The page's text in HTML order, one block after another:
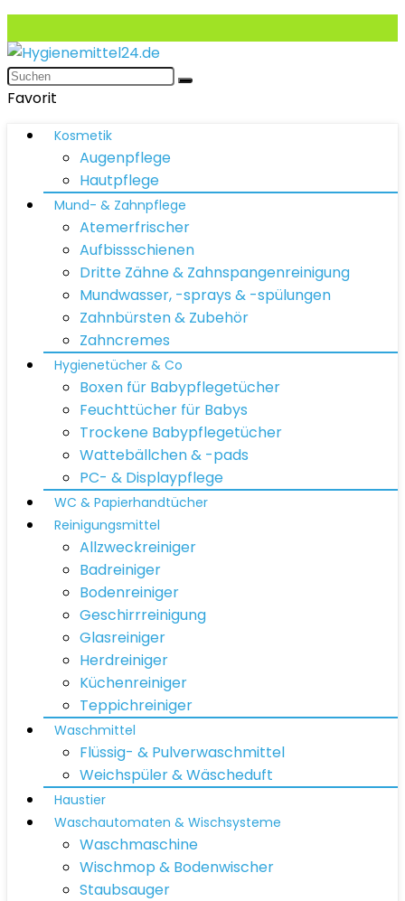
Favorit
Kosmetik
Augenpflege
Hautpflege
Mund- & Zahnpflege
Atemerfrischer
Aufbissschienen
Dritte Zähne & Zahnspangenreinigung
Mundwasser, -sprays & -spülungen
Zahnbürsten & Zubehör
Zahncremes
Hygienetücher & Co
Boxen für Babypflegetücher
Feuchttücher für Babys
Trockene Babypflegetücher
Wattebällchen & -pads
PC- & Displaypflege
WC & Papierhandtücher
Reinigungsmittel
Allzweckreiniger
Badreiniger
Bodenreiniger
Geschirrreinigung
Glasreiniger
Herdreiniger
Küchenreiniger
Teppichreiniger
Waschmittel
Flüssig- & Pulverwaschmittel
Weichspüler & Wäscheduft
Haustier
Waschautomaten & Wischsysteme
Waschmaschine
Wischmop & Bodenwischer
Staubsauger